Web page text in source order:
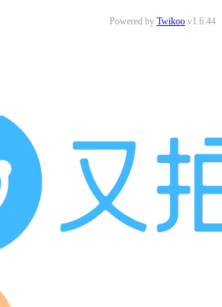
Powered by Twikoo v1.6.44